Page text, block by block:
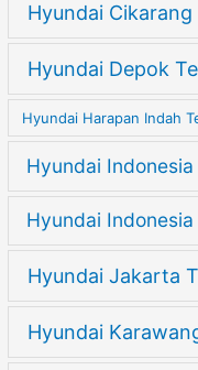
Hyundai Cikarang
Hyundai Depok
Hyundai Harapan Indah
Hyundai
Hyundai Indonesia
Hyundai Jakarta
Hyundai